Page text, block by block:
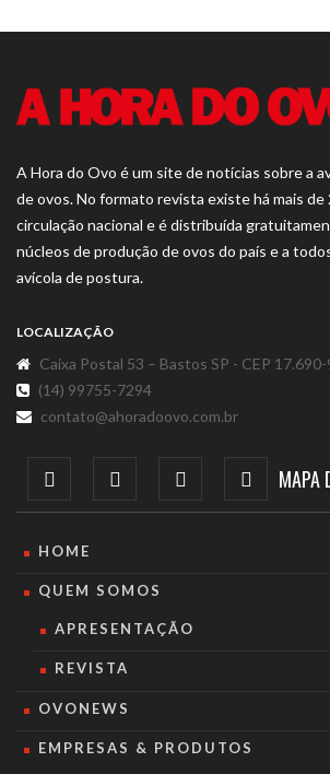
A Hora do Ovo é um site de notícias sobre a
de ovos. No formato revista existe há mais de
circulação nacional e é distribuída
núcleos de produção de ovos do país e a
avícola de postura.
LOCALIZAÇÃO
Caixa Postal 53 – Bastos SP - CEP
(14) 99755-7294
contato@ahoradoovo.com.br
MAPA
HOME
QUEM SOMOS
APRESENTAÇÃO
REVISTA
OVONEWS
EMPRESAS & PRODUTOS